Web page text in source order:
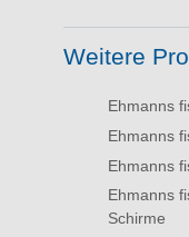
Weitere
Ehmanns
Ehmanns
Ehmanns
Ehmanns
Schirme